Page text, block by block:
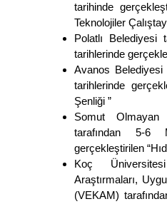
tarihinde
Teknolojiler
Polatlı Belediyesi
tarihlerinde
Avanos Belediyesi
tarihlerinde
Şenliği ”
Somut
tarafından 5-6
gerçekleştirilen
Koç
Araştırmaları,
(VEKAM)